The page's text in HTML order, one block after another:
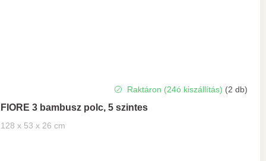
FIORE 3 bambusz polc, 5 szintes
128 x 53 x 26 cm
átlagos
értékelése
Raktáron (24ó kiszállítás) (2 db)